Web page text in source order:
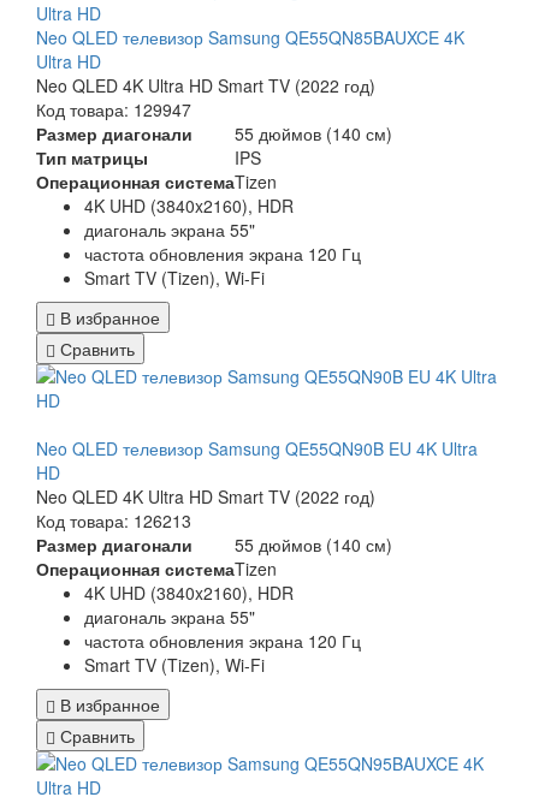
Neo QLED телевизор Samsung QE55QN85BAUXCE 4K
Ultra HD
Neo QLED 4K Ultra HD Smart TV (2022 год)
Код товара: 129947
Размер диагонали
55 дюймов (140 см)
Тип матрицы
IPS
Операционная системаTizen
4K UHD (3840x2160), HDR
диагональ экрана 55"
частота обновления экрана 120 Гц
Smart TV (Tizen), Wi-Fi
В избранное
Сравнить
Neo QLED телевизор Samsung QE55QN90B EU 4K Ultra
HD
Neo QLED 4K Ultra HD Smart TV (2022 год)
Код товара: 126213
Размер диагонали
55 дюймов (140 см)
Операционная системаTizen
4K UHD (3840x2160), HDR
диагональ экрана 55"
частота обновления экрана 120 Гц
Smart TV (Tizen), Wi-Fi
В избранное
Сравнить